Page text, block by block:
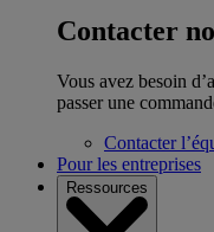
Contacter
Vous avez besoin
passer une
Contacter
Pour les entreprises
Ressources